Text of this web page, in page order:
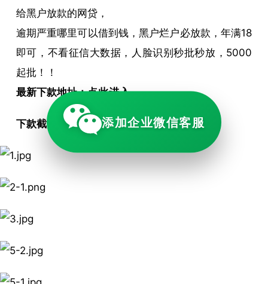
给黑户放款的网贷，
逾期严重哪里可以借到钱，黑户烂户必放款，年满18
即可，不看征信大数据，人脸识别秒批秒放，5000
起批！！
最新下款地址：点此进入
下款截图： 添加企业微信客服